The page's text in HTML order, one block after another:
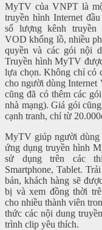
MyTV của VNPT là
truyền hình Internet
số lượng kênh
VOD khổng lồ, nhiều
quyền và các gói nội
Truyền hình MyTV
lựa chọn. Không chỉ có
cho người dùng
cũng đã có thêm các
nhà mạng). Giá gói
cạnh tranh, chỉ từ
MyTV giúp người dùng
ứng dụng truyền hình
sử dụng trên các
Smartphone, Tablet.
bản, khách hàng sẽ
bị và xem đồng thời
cho nhiều thành viên
thức các nội dung
trình clip yêu thích.